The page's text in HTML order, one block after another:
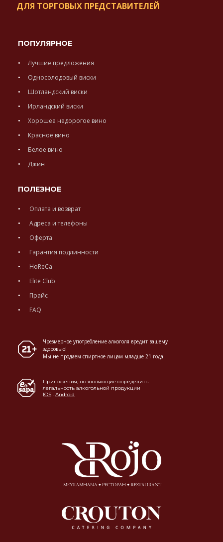
ДЛЯ ТОРГОВЫХ ПРЕДСТАВИТЕЛЕЙ
ПОПУЛЯРНОЕ
Лучшие предложения
Односолодовый виски
Шотландский виски
Ирландский виски
Хорошее недорогое вино
Красное вино
Белое вино
Джин
ПОЛЕЗНОЕ
Оплата и возврат
Адреса и телефоны
Оферта
Гарантия подлинности
HoReCa
Elite Club
Прайс
FAQ
Чрезмерное употребление алкоголя вредит вашему
здоровью!
Мы не продаем спиртное лицам младше 21 года.
Приложения, позволяющие определить
легальность алкогольной продукции
IOS . Android